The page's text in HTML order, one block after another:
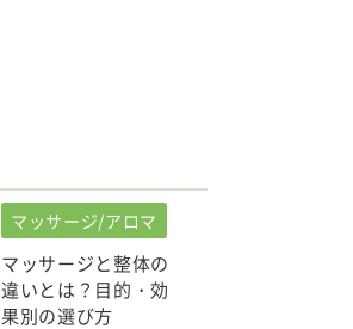
マッサージ/アロマ
マッサージと整体の
違いとは？目的・効
果別の選び方